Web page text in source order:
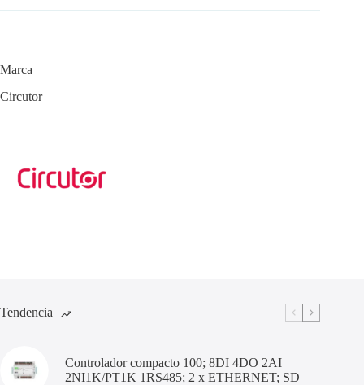
Marca
Circutor
Tendencia
Controlador compacto 100; 8DI 4DO 2AI
2NI1K/PT1K 1RS485; 2 x ETHERNET; SD